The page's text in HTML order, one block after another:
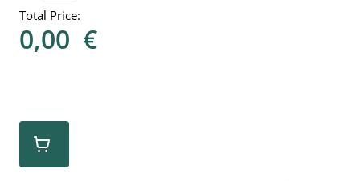
Total Price:
0,00 €